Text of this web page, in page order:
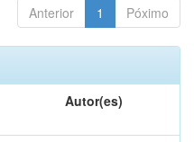
Anterior 1 Póximo
Autor(es)